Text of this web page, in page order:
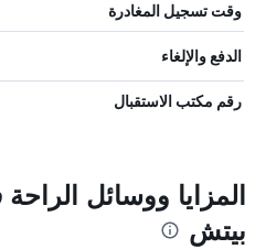
وقت تسجيل المغادرة
الدفع والإلغاء
رقم مكتب الاستقبال
المزايا ووسائل
بيتش